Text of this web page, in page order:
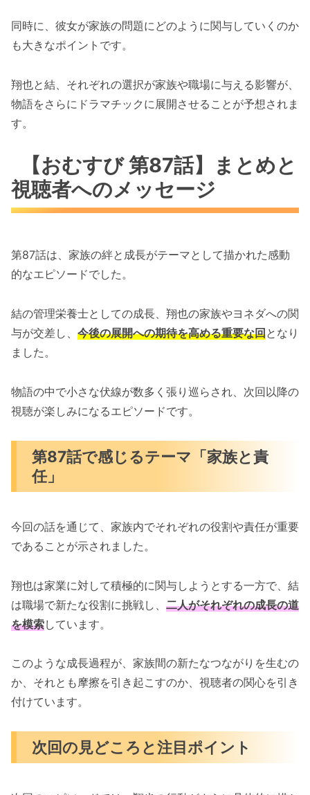
同時に、彼女が家族の問題にどのように関与していくのか
も大きなポイントです。
翔也と結、それぞれの選択が家族や職場に与える影響が、
物語をさらにドラマチックに展開させることが予想されま
す。
【おむすび 第87話】まとめと
視聴者へのメッセージ
第87話は、家族の絆と成長がテーマとして描かれた感動
的なエピソードでした。
結の管理栄養士としての成長、翔也の家族やヨネダへの関
与が交差し、 今後の展開への期待を高める重要な回となり
ました。
物語の中で小さな伏線が数多く張り巡らされ、次回以降の
視聴が楽しみになるエピソードです。
第87話で感じるテーマ「家族と責
任」
今回の話を通じて、家族内でそれぞれの役割や責任が重要
であることが示されました。
翔也は家業に対して積極的に関与しようとする一方で、結
は職場で新たな役割に挑戦し、 二人がそれぞれの成長の道
を模索しています。
このような成長過程が、家族間の新たなつながりを生むの
か、それとも摩擦を引き起こすのか、視聴者の関心を引き
付けています。
次回の見どころと注目ポイント